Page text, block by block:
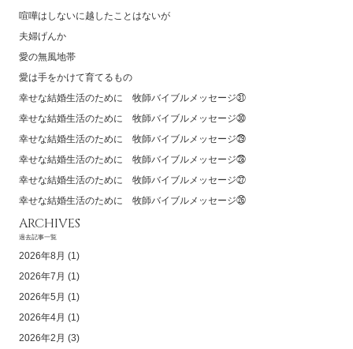
喧嘩はしないに越したことはないが
夫婦げんか
愛の無風地帯
愛は手をかけて育てるもの
幸せな結婚生活のために 牧師バイブルメッセージ㉛
幸せな結婚生活のために 牧師バイブルメッセージ㉚
幸せな結婚生活のために 牧師バイブルメッセージ㉙
幸せな結婚生活のために 牧師バイブルメッセージ㉘
幸せな結婚生活のために 牧師バイブルメッセージ㉗
幸せな結婚生活のために 牧師バイブルメッセージ㉖
ARCHIVES
過去記事一覧
2026年8月 (1)
2026年7月 (1)
2026年5月 (1)
2026年4月 (1)
2026年2月 (3)